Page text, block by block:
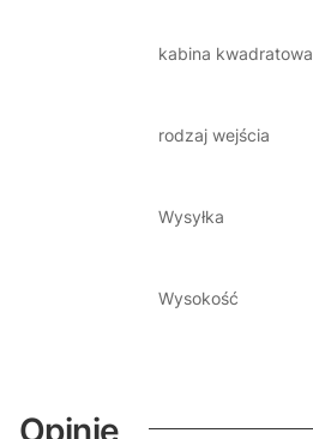
kabina kwadratowa
rodzaj wejścia
Wysyłka
Wysokość
Opinie